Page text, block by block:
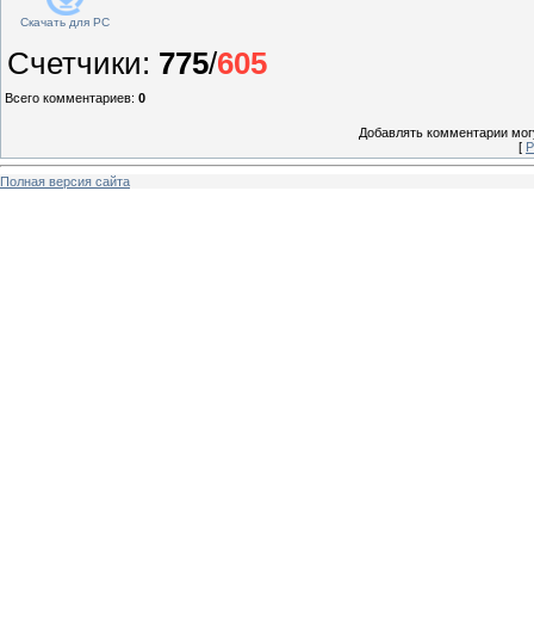
Скачать для PC
Счетчики: 775/605
Всего комментариев: 0
Добавлять комментарии
[
Полная версия сайта